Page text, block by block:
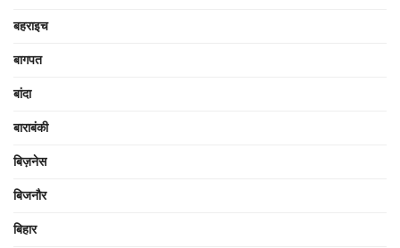
बहराइच
बागपत
बांदा
बाराबंकी
बिज़नेस
बिजनौर
बिहार